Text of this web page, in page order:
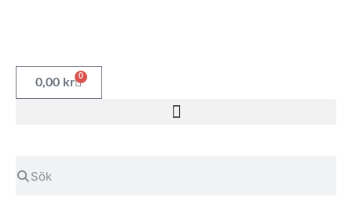
0,00 kr 0